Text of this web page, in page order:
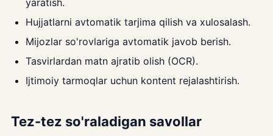
yaratish.
Hujjatlarni avtomatik tarjima qilish va xulosalash.
Mijozlar so'rovlariga avtomatik javob berish.
Tasvirlardan matn ajratib olish (OCR).
Ijtimoiy tarmoqlar uchun kontent rejalashtirish.
Tez-tez so'raladigan savollar